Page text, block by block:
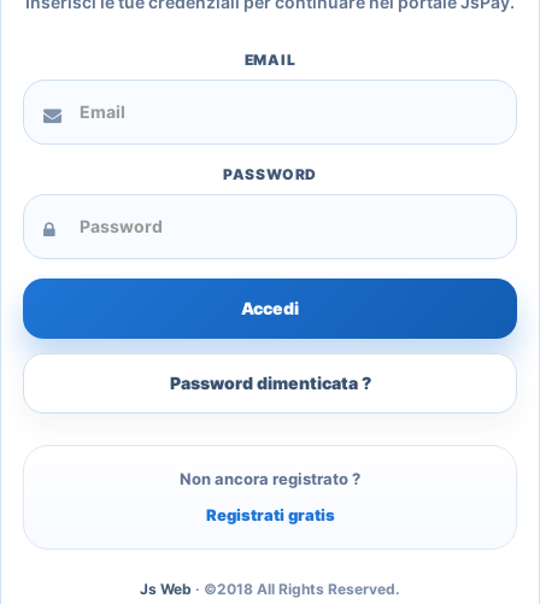
EMAIL
PASSWORD
Password dimenticata ?
Non ancora registrato ?
Registrati gratis
Js Web · ©2018 All Rights Reserved.